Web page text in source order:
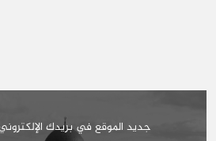
جديد الموقع في بريدك